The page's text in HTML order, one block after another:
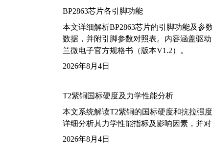
BP2863芯片各引脚功能
本文详细解析BP2863芯片的引脚功能及参
数据，并附引脚参数对照表。内容涵盖驱
兰微电子官方规格书（版本V1.2）。
2026年8月4日
T2紫铜国标硬度及力学性能分析
本文系统解读T2紫铜的国标硬度和抗拉强
详细分析其力学性能指标及影响因素，并
2026年8月4日